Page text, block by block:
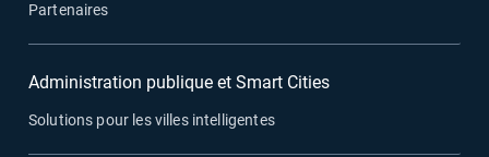
Partenaires
Administration publique et Smart Cities
Solutions pour les villes intelligentes